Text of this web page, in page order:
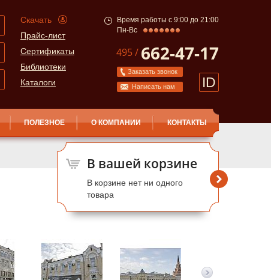
Скачать
Прайс-лист
Сертификаты
Библиотеки
Каталоги
Время работы с 9:00 до 21:00
Пн-Вс
495 / 662-47-17
Заказать звонок
Написать нам ID
ПОЛЕЗНОЕ О КОМПАНИИ КОНТАКТЫ
В вашей корзине
В корзине нет ни одного
товара